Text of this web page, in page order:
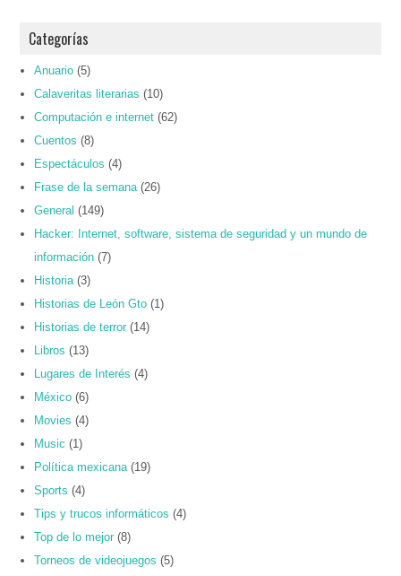
Categorías
Anuario (5)
Calaveritas literarias (10)
Computación e internet (62)
Cuentos (8)
Espectáculos (4)
Frase de la semana (26)
General (149)
Hacker: Internet, software, sistema de seguridad y un mundo de
información (7)
Historia (3)
Historias de León Gto (1)
Historias de terror (14)
Libros (13)
Lugares de Interés (4)
México (6)
Movies (4)
Music (1)
Política mexicana (19)
Sports (4)
Tips y trucos informáticos (4)
Top de lo mejor (8)
Torneos de videojuegos (5)